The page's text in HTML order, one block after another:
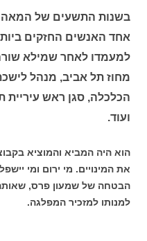
בשנות התשעים של המאה
אחד האנשים החזקים
למעמדו לאחר שמילא
מחוז תל אביב, מנהל
הכלכלה, סגן ראש עיריית
ועוד.
הוא היה המביא והמוציא
את המינויים. מי ירום ומי
הבטחה של שמעון פרס,
למנותו למזכיר המפלגה.